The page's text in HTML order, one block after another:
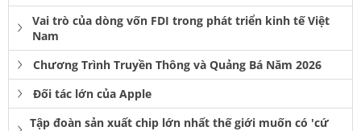
Vai trò của dòng vốn FDI trong phát triển kinh tế Việt
Nam
Chương Trình Truyền Thông và Quảng Bá Năm 2026
Đối tác lớn của Apple
Tập đoàn sản xuất chip lớn nhất thế giới muốn có 'cứ